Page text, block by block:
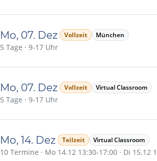
Mo, 07. Dez Vollzeit München
5 Tage · 9-17 Uhr
Mo, 07. Dez Vollzeit Virtual Classroom
5 Tage · 9-17 Uhr
Mo, 14. Dez Teilzeit Virtual Classroom
10 Termine · Mo 14.12 13:30-17:00 · Di 15.12